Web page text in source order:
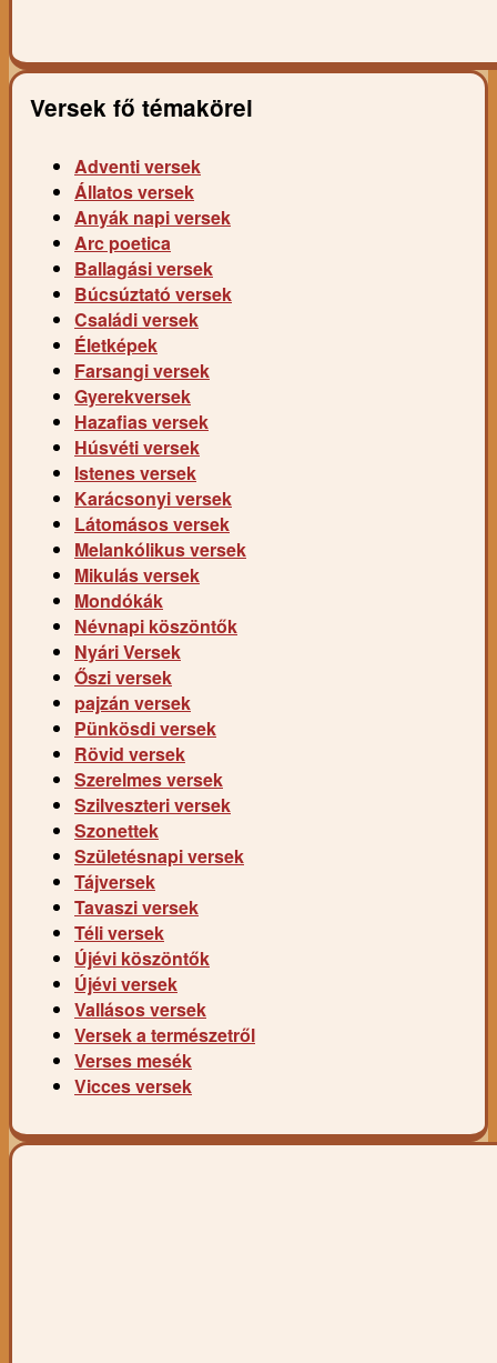
Versek fő témakörei
Adventi versek
Állatos versek
Anyák napi versek
Arc poetica
Ballagási versek
Búcsúztató versek
Családi versek
Életképek
Farsangi versek
Gyerekversek
Hazafias versek
Húsvéti versek
Istenes versek
Karácsonyi versek
Látomásos versek
Melankólikus versek
Mikulás versek
Mondókák
Névnapi köszöntők
Nyári Versek
Őszi versek
pajzán versek
Pünkösdi versek
Rövid versek
Szerelmes versek
Szilveszteri versek
Szonettek
Születésnapi versek
Tájversek
Tavaszi versek
Téli versek
Újévi köszöntők
Újévi versek
Vallásos versek
Versek a természetről
Verses mesék
Vicces versek